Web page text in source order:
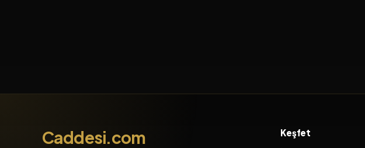
Caddesi.com Keşfet